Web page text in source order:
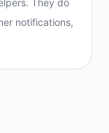
They do
notifications,